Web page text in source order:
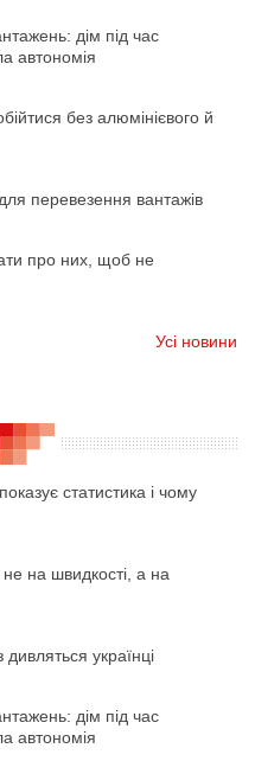
дім під час
автономія
без алюмінієвого й
перевезення вантажів
про них, щоб не
Усі новини
статистика і чому
на швидкості, а на
українці
дім під час
автономія